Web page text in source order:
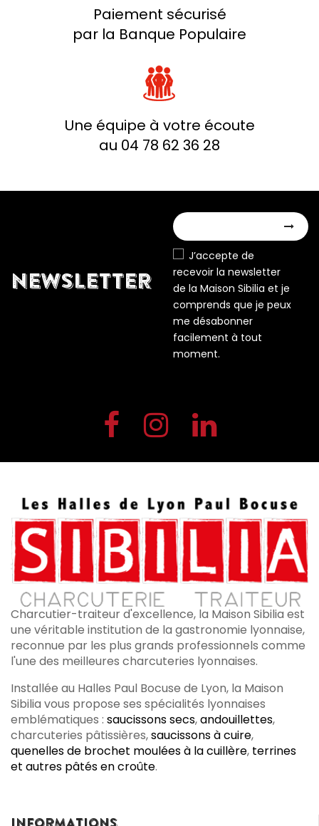
Paiement sécurisé
par la Banque Populaire
Une équipe à votre écoute
au 04 78 62 36 28
NEWSLETTER
J’accepte de
recevoir la newsletter
de la Maison Sibilia et je
comprends que je peux
me désabonner
facilement à tout
moment.
Charcutier-traiteur d'excellence, la Maison Sibilia est
une véritable institution de la gastronomie lyonnaise,
reconnue par les plus grands professionnels comme
l'une des meilleures charcuteries lyonnaises.
Installée au Halles Paul Bocuse de Lyon, la Maison
Sibilia vous propose ses spécialités lyonnaises
emblématiques : saucissons secs,andouillettes,
charcuteries pâtissières,saucissons à cuire,
quenelles de brochet moulées à la cuillère, terrines
et autres pâtés en croûte.